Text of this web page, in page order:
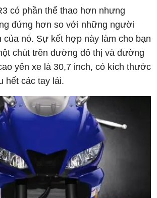
có phần thể thao hơn nhưng
đứng hơn so với những người
nó. Sự kết hợp này làm cho bạn
chút trên đường đô thị và đường
yên xe là 30,7 inch, có kích thước
hết các tay lái.